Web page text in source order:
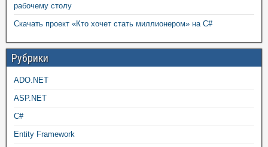
рабочему столу
Скачать проект «Кто хочет стать миллионером» на C#
Рубрики
ADO.NET
ASP.NET
C#
Entity Framework